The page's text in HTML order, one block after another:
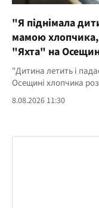
"Я піднімала
мамою
"Яхта" на
"Дитина летить і
Осещині хлопчика
8.08.2026 11:30